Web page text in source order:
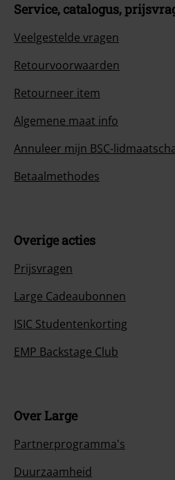
Service, catalogus,
Veelgestelde vragen
Retourvoorwaarden
Retourneer item
Algemene maat info
Annuleer mijn BSC-
Betaalmethodes
Overige acties
Prijsvragen
Large Cadeaubonnen
ISIC Studentenkorting
EMP Backstage Club
Over Large
Partnerprogramma's
Duurzaamheid